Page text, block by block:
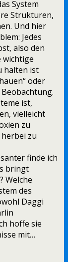
System
Strukturen,
Und hier
Jedes
also den
wichtige
halten ist
oder
ist,
vielleicht
zu
zu
finde ich
bringt
Welche
des
Daggi
hoffe sie
mit…